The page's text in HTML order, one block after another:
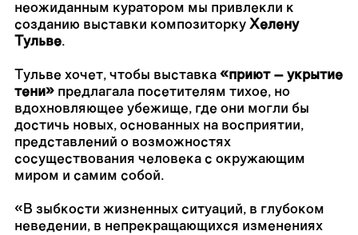
неожиданным куратором мы привлекли к
созданию выставки композиторку Хелену
Тульве.
Тульве хочет, чтобы выставка «приют – укрытие
тени» предлагала посетителям тихое, но
вдохновляющее убежище, где они могли бы
достичь новых, основанных на восприятии,
представлений о возможностях
сосуществования человека с окружающим
миром и самим собой.
«В зыбкости жизненных ситуаций, в глубоком
неведении, в непрекращающихся изменениях